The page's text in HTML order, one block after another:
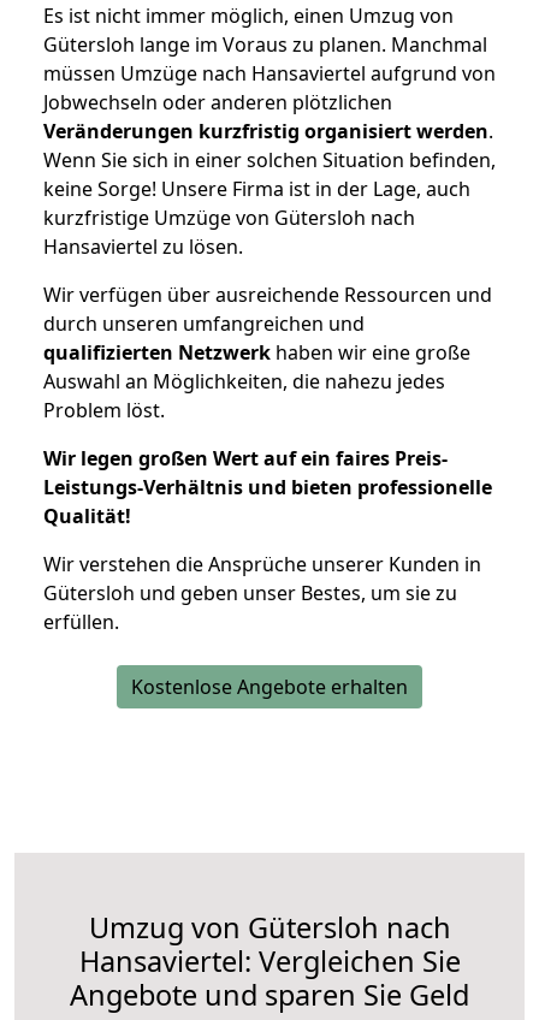
Es ist nicht immer möglich, einen Umzug von
Gütersloh lange im Voraus zu planen. Manchmal
müssen Umzüge nach Hansaviertel aufgrund von
Jobwechseln oder anderen plötzlichen
Veränderungen kurzfristig organisiert werden.
Wenn Sie sich in einer solchen Situation befinden,
keine Sorge! Unsere Firma ist in der Lage, auch
kurzfristige Umzüge von Gütersloh nach
Hansaviertel zu lösen.
Wir verfügen über ausreichende Ressourcen und
durch unseren umfangreichen und
qualifizierten Netzwerk haben wir eine große
Auswahl an Möglichkeiten, die nahezu jedes
Problem löst.
Wir legen großen Wert auf ein faires Preis-
Leistungs-Verhältnis und bieten professionelle
Qualität!
Wir verstehen die Ansprüche unserer Kunden in
Gütersloh und geben unser Bestes, um sie zu
erfüllen.
Kostenlose Angebote erhalten
Umzug von Gütersloh nach
Hansaviertel: Vergleichen Sie
Angebote und sparen Sie Geld